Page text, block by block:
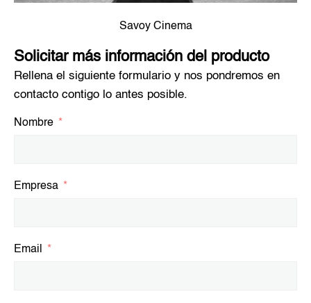
Savoy Cinema
Solicitar más información del producto
Rellena el siguiente formulario y nos pondremos en
contacto contigo lo antes posible.
Nombre
Empresa
Email